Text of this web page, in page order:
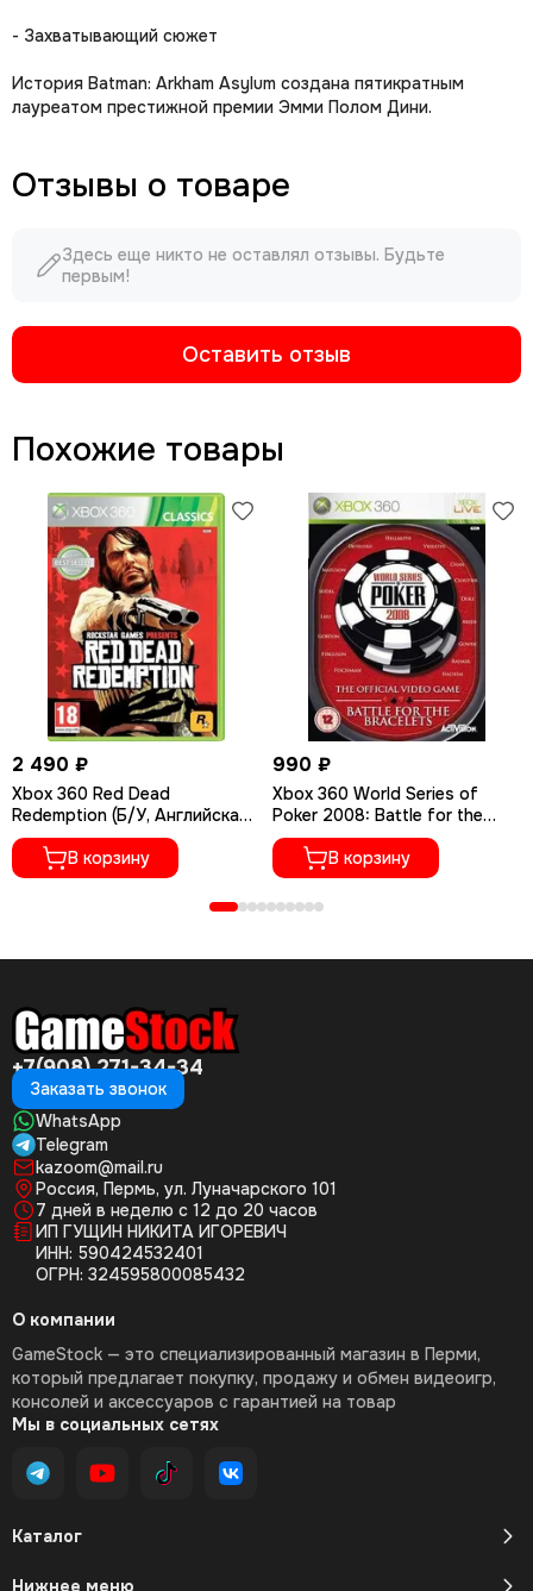
- Захватывающий сюжет
История Batman: Arkham Asylum создана пятикратным
лауреатом престижной премии Эмми Полом Дини.
Отзывы о товаре
Здесь еще никто не оставлял отзывы. Будьте
первым!
Оставить отзыв
Похожие товары
2 490 ₽
Xbox 360 Red Dead
Redemption (Б/У, Английская
версия)
В корзину
990 ₽
Xbox 360 World Series of
Poker 2008: Battle for the
Bracelets (Б/У, Английская
версия)В корзину
+7(908) 271-34-34
Заказать звонок
WhatsApp
Telegram
kazoom@mail.ru
Россия, Пермь, ул. Луначарского 101
7 дней в неделю с 12 до 20 часов
ИП ГУЩИН НИКИТА ИГОРЕВИЧ
ИНН: 590424532401
ОГРН: 324595800085432
Каталог
Нижнее меню
О компании
GameStock — это специализированный магазин в Перми,
который предлагает покупку, продажу и обмен видеоигр,
консолей и аксессуаров с гарантией на товар
Мы в социальных сетях